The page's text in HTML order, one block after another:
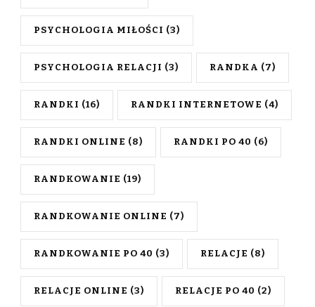
PSYCHOLOGIA MIŁOŚCI (3)
PSYCHOLOGIA RELACJI (3) RANDKA (7)
RANDKI (16) RANDKI INTERNETOWE (4)
RANDKI ONLINE (8) RANDKI PO 40 (6)
RANDKOWANIE (19)
RANDKOWANIE ONLINE (7)
RANDKOWANIE PO 40 (3) RELACJE (8)
RELACJE ONLINE (3) RELACJE PO 40 (2)